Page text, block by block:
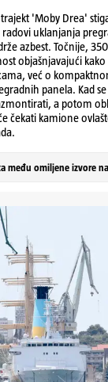
'Moby Drea'
radovi uklanjanja
azbest. Točnije,
objašnjavajući
već o
panela. Kad
a potom
čekati kamione
među omiljene izvore